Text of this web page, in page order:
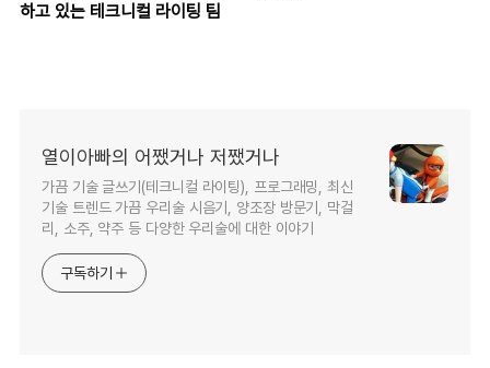
하고 있는 테크니컬 라이팅 팀
열이아빠의 어쨌거나 저쨌거나
가끔 기술 글쓰기(테크니컬 라이팅), 프로그래밍, 최신
기술 트렌드 가끔 우리술 시음기, 양조장 방문기, 막걸
리, 소주, 약주 등 다양한 우리술에 대한 이야기
구독하기